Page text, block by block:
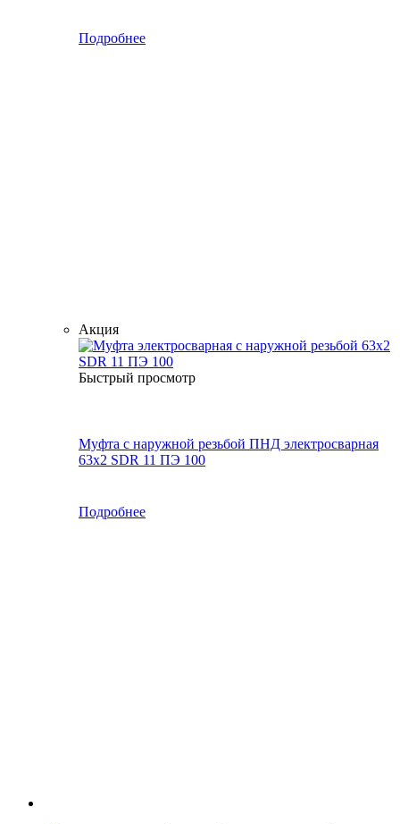
Подробнее
Акция
Быстрый просмотр
Муфта с наружной резьбой ПНД электросварная
63x2 SDR 11 ПЭ 100
Подробнее